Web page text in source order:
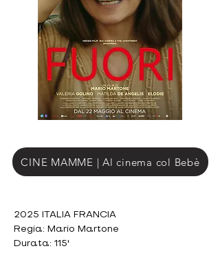
CINE MAMME | Al cinema col Bebè
2025 ITALIA FRANCIA
Regia: Mario Martone
Durata: 115'